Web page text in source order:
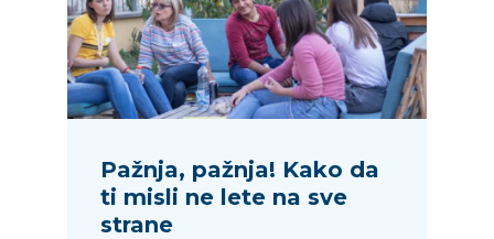
Pažnja, pažnja! Kako da
ti misli ne lete na sve
strane